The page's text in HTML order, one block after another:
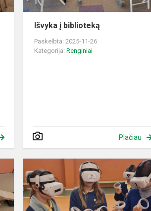
Išvyka į biblioteką
Paskelbta: 2025-11-26
Kategorija:Renginiai
Plačiau
kūrybinės
dirbtuvės